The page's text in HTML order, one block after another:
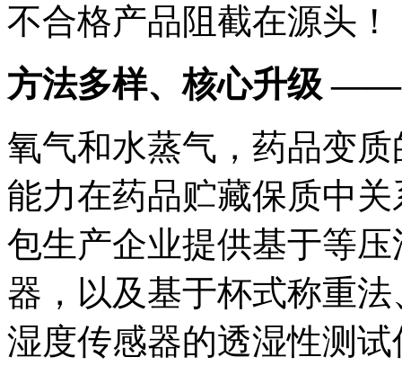
不合格产品阻截在源头！
方法多样、核心升级
氧气和水蒸气，药品变
能力在药品贮藏保质中
包生产企业提供基于等
器，以及基于杯式称重
湿度传感器的透湿性测